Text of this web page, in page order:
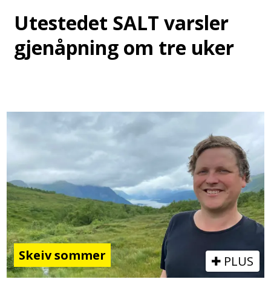
Utestedet SALT varsler
gjenåpning om tre uker
Skeiv sommer PLUS